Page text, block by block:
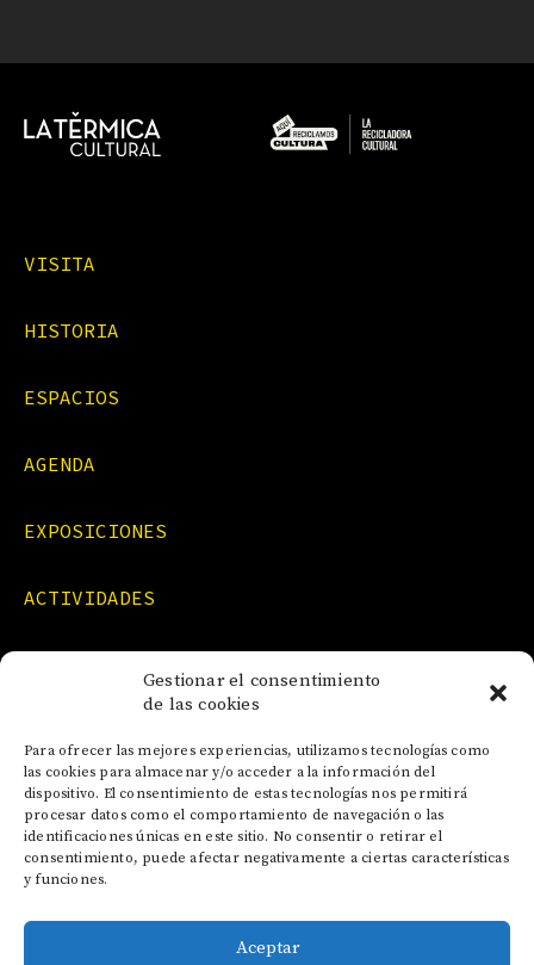
Gestionar el consentimiento
de las cookies
Para ofrecer las mejores experiencias, utilizamos tecnologías como
las cookies para almacenar y/o acceder a la información del
dispositivo. El consentimiento de estas tecnologías nos permitirá
procesar datos como el comportamiento de navegación o las
identificaciones únicas en este sitio. No consentir o retirar el
consentimiento, puede afectar negativamente a ciertas características
y funciones.
Aceptar
VISITA
HISTORIA
ESPACIOS
AGENDA
EXPOSICIONES
ACTIVIDADES
CONTACTO